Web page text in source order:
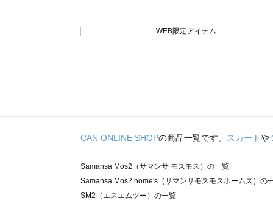
CAN ONLINE SHOPの商品一覧です。 スカートや
Samansa Mos2（サマンサ モスモス）の一覧
Samansa Mos2 home's（サマンサモスモスホームズ）の
SM2（エスエムツー）の一覧